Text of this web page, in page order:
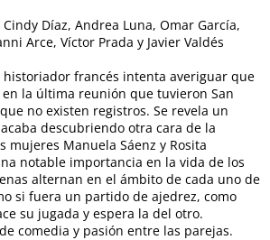
Cindy Díaz, Andrea Luna, Omar García,
Arce, Víctor Prada y Javier Valdés
historiador francés intenta averiguar que
la última reunión que tuvieron San
no existen registros. Se revela un
descubriendo otra cara de la
mujeres Manuela Sáenz y Rosita
notable importancia en la vida de los
alternan en el ámbito de cada uno de
si fuera un partido de ajedrez, como
su jugada y espera la del otro.
comedia y pasión entre las parejas.